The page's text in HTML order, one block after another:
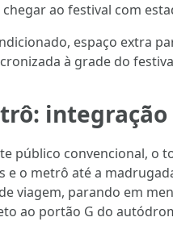
ao festival com
espaço extra
à grade do
público convencional, o
e o metrô até a
viagem, parando em
ao portão G do